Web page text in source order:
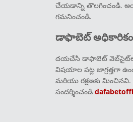
చేయడాన్ని తొలగించండి.
గమనించండి.
డాఫాబెట్ అధికారికం
దయచేసి డాఫాబెట్ వెబ్‌సైట్‌లను
విషయాల పట్ల జాగ్రత్తగా
మరియు రక్షణకు
సందర్శించండి